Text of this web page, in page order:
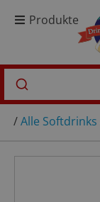
Produkte
/Alle Softdrinks